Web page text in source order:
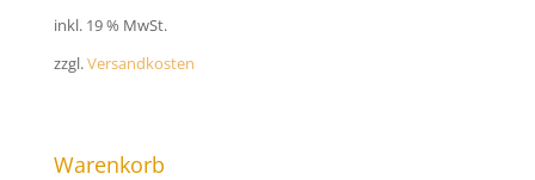
inkl. 19 % MwSt.
zzgl.Versandkosten
Warenkorb